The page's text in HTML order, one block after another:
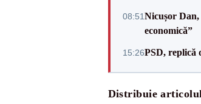
08:51Nicușor Dan,
economică”
15:26PSD, replică
Distribuie